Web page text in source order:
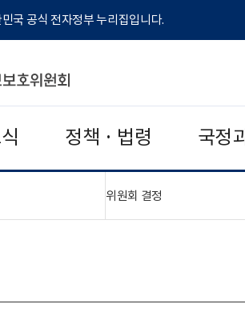
국 공식 전자정부 누리집입니다.
정책 · 법령 국정
위원회 결정